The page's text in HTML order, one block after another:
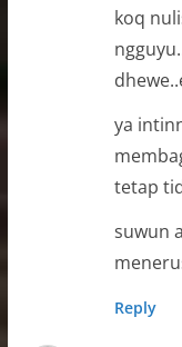
koq
ya
tetap
suwun
Reply